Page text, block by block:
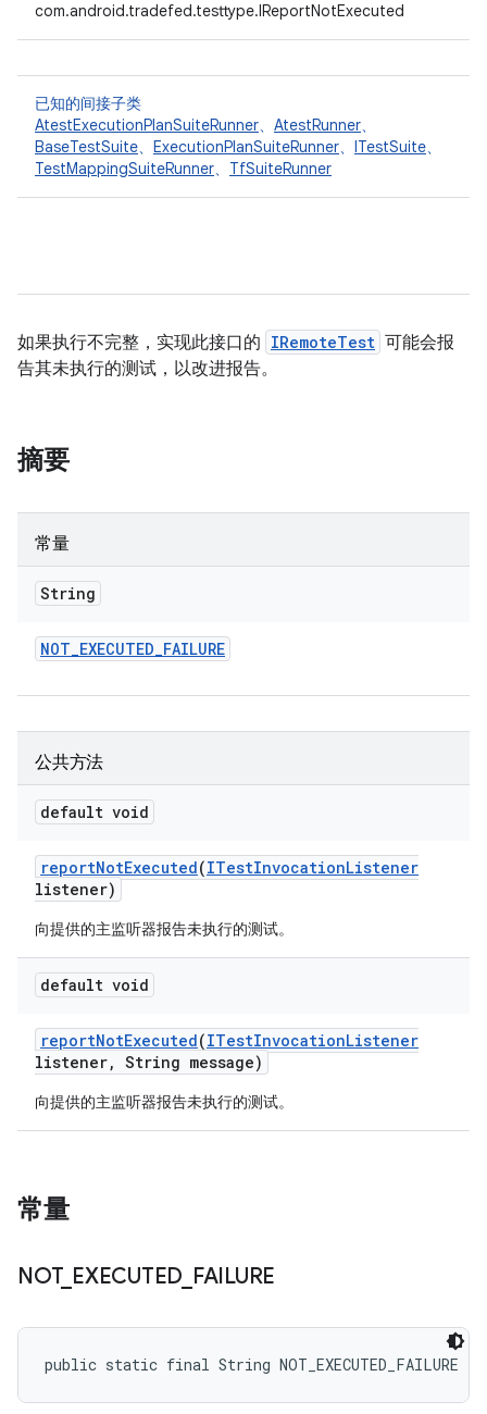
com.android.tradefed.testtype.IReportNotExecuted
已知的间接子类
AtestExecutionPlanSuiteRunner、 AtestRunner、
BaseTestSuite、 ExecutionPlanSuiteRunner、 ITestSuite、
TestMappingSuiteRunner、 TfSuiteRunner
如果执行不完整，实现此接口的 IRemoteTest 可能会报
告其未执行的测试，以改进报告。
摘要
常量
String
NOT_EXECUTED_FAILURE
公共方法
default void
reportNotExecuted(ITestInvocationListener
listener)
向提供的主监听器报告未执行的测试。
default void
reportNotExecuted(ITestInvocationListener
listener, String message)
向提供的主监听器报告未执行的测试。
常量
NOT_ EXECUTED FAILURE
public static final String NOT_EXECUTED_FAILURE